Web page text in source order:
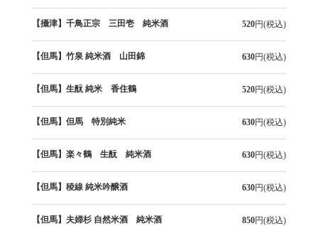
【攝津】千鳥正宗 三田壱 純米酒 520円(税込)
【但馬】竹泉 純米酒 山田錦 630円(税込)
【但馬】生酛 純米 香住鶴 520円(税込)
【但馬】但馬 特別純米 630円(税込)
【但馬】楽々鶴 生酛 純米酒 630円(税込)
【但馬】稜線 純米吟醸酒 630円(税込)
【但馬】夫婦杉 自然米酒 純米酒 850円(税込)